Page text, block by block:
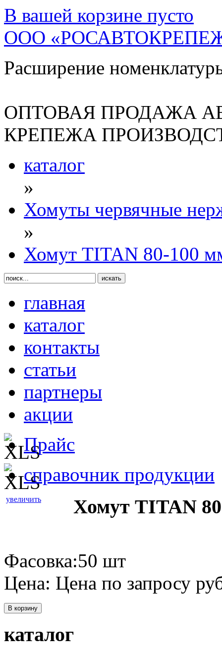
В вашей корзине пусто
ООО
Расширение
ОПТОВАЯ ПРОДАЖА
КРЕПЕЖА
каталог
»
Хомуты червячные
»
Хомут TITAN 80-100
главная
каталог
контакты
статьи
партнеры
акции
Прайс
справочник продукции
увеличить Хомут TITAN
Фасовка:50 шт
Цена: Цена по запросу
В корзину
каталог